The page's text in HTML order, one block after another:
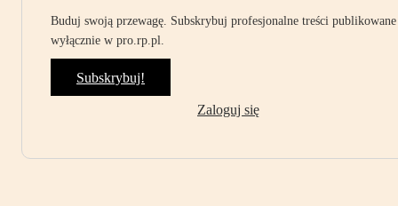
Buduj swoją przewagę. Subskrybuj profesjonalne treści publikowane
wyłącznie w pro.rp.pl.
Subskrybuj!
Zaloguj się